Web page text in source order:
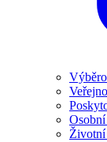
Životní